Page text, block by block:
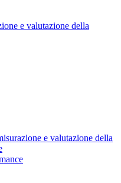
e valutazione della
e valutazione della